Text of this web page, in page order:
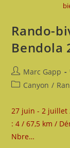
Rando-
Bendola
Auteur/autrice
de
Marc Gapp
PostCanyon /
27 juin - 2 juillet
: 4 / 67,5 km /
Nbre…